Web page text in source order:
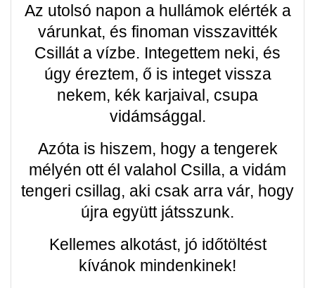
Az utolsó napon a hullámok elérték a
várunkat, és finoman visszavitték
Csillát a vízbe. Integettem neki, és
úgy éreztem, ő is integet vissza
nekem, kék karjaival, csupa
vidámsággal.
Azóta is hiszem, hogy a tengerek
mélyén ott él valahol Csilla, a vidám
tengeri csillag, aki csak arra vár, hogy
újra együtt játsszunk.
Kellemes alkotást, jó időtöltést
kívánok mindenkinek!